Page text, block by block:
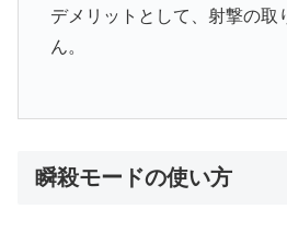
デメリットとして、射撃の取
ん。
瞬殺モードの使い方